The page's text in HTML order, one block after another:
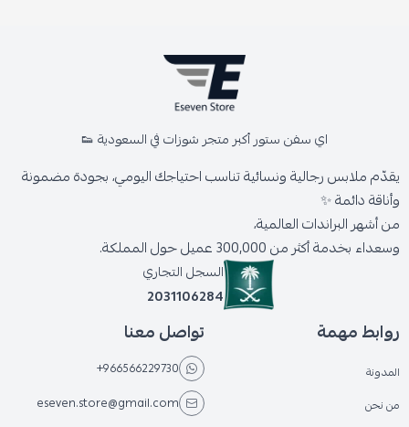
اي سفن ستور أكبر متجر شوزات في السعودية 👟
يقدّم ملابس رجالية ونسائية تناسب احتياجك اليومي، بجودة مضمونة
وأناقة دائمة ✨
من أشهر البراندات العالمية،
وسعداء بخدمة أكثر من 300,000 عميل حول المملكة.
السجل التجاري
2031106284
روابط مهمة
المدونة
من نحن
تواصل معنا
+966566229730
eseven.store@gmail.com